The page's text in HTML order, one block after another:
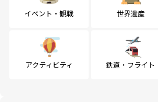
イベント・観戦 世界遺産
アクティビティ 鉄道・フライト